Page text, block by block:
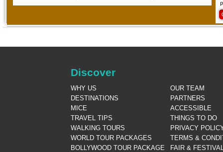
Discover
WHY US
OUR TEAM
DESTINATIONS
PARTNERS
MICE
ACCESSIBLE
TRAVEL TIPS
THINGS TO DO
WALKING TOURS
PRIVACY
WORLD TOUR PACKAGES
TERMS &
BOLLYWOOD TOUR PACKAGE
FAIR &